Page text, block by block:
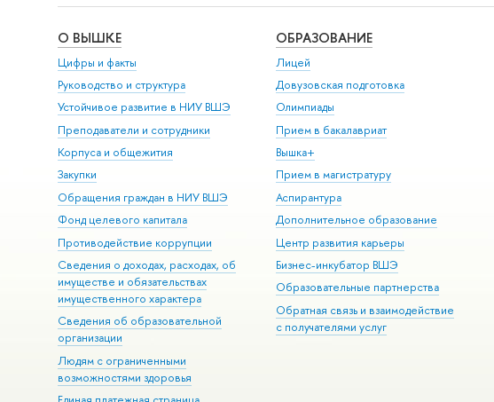
О ВЫШКЕ
Цифры и факты
Руководство и структура
Устойчивое развитие в НИУ ВШЭ
Преподаватели и сотрудники
Корпуса и общежития
Закупки
Обращения граждан в НИУ ВШЭ
Фонд целевого капитала
Противодействие коррупции
Сведения о доходах, расходах, об
имуществе и обязательствах
имущественного характера
Сведения об образовательной
организации
Людям с ограниченными
возможностями здоровья
ОБРАЗОВАНИЕ
Лицей
Довузовская подготовка
Олимпиады
Прием в бакалавриат
Вышка+
Прием в магистратуру
Аспирантура
Дополнительное образование
Центр развития карьеры
Бизнес-инкубатор ВШЭ
Образовательные партнерства
Обратная связь и взаимодействие
с получателями услуг